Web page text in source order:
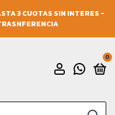
3 CUOTAS SIN INTERES -
0